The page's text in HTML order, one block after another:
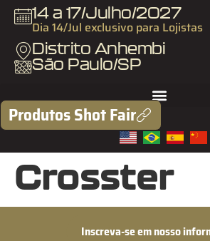
14 a 17/Julho/2027
Dia 14/Jul exclusivo para Lojistas
Distrito Anhembi
São Paulo/SP
Produtos Shot Fair
Crosster
Inscreva-se em nosso